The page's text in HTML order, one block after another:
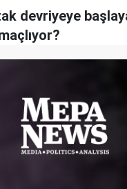
devriyeye